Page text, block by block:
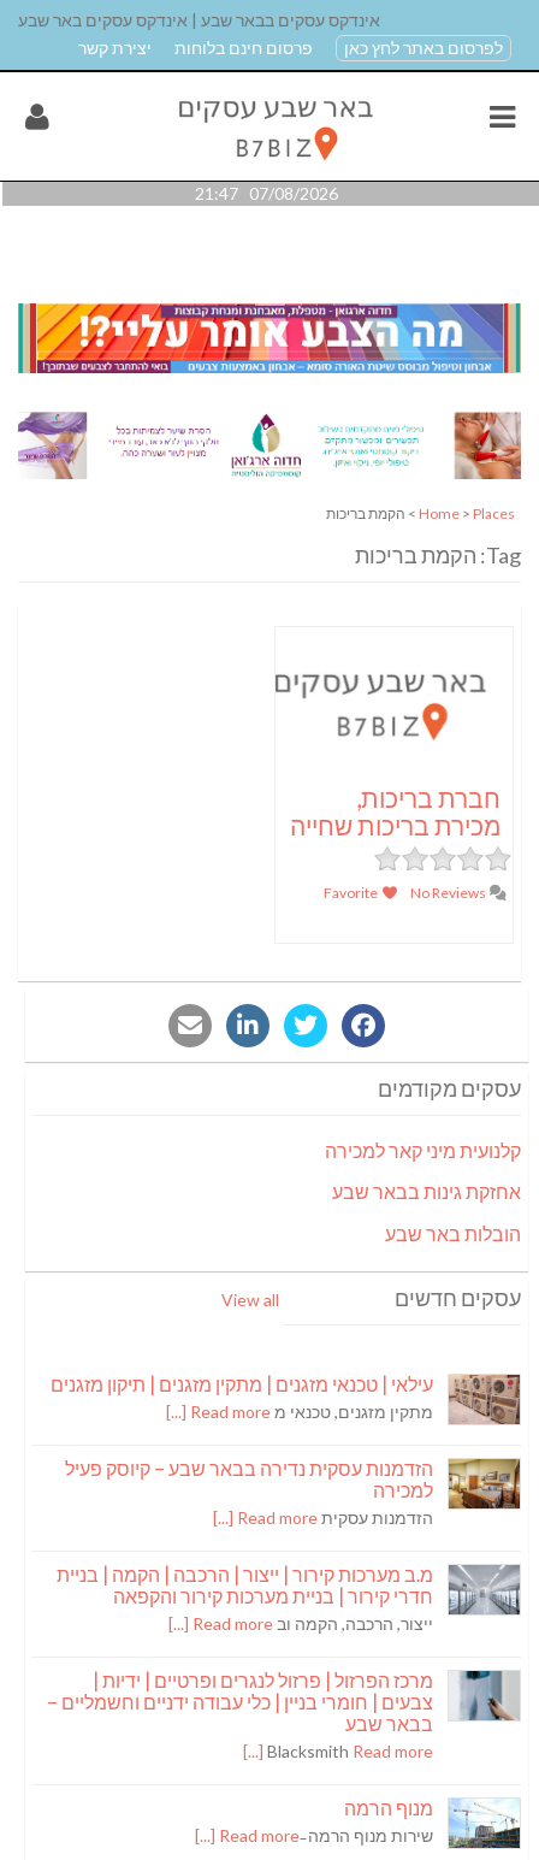
אינדקס עסקים בבאר שבע | אינדקס עסקים באר שבע
לפרסום באתר לחץ כאן
פרסום חינם בלוחות יצירת קשר
07/08/2026 21:47
Home > Places > הקמת בריכות
Tag: הקמת בריכות
חברת בריכות,
מכירת בריכות שחייה
עסקים מקודמים
קלנועית מיני קאר למכירה
אחזקת גינות בבאר שבע
הובלות באר שבע
עסקים חדשים View all
עילאי | טכנאי מזגנים | מתקין מזגנים | תיקון מזגנים
מתקין מזגנים, טכנאי מRead more [...]
הזדמנות עסקית נדירה בבאר שבע – קיוסק פעיל
למכירה
הזדמנות עסקיתRead more [...]
מ.ב מערכות קירור | ייצור | הרכבה | הקמה | בניית
חדרי קירור | בניית מערכות קירור והקפאה
ייצור, הרכבה, הקמה וב Read more [...]
מרכז הפרזול | פרזול לנגרים ופרטיים | ידיות |
צבעים | חומרי בניין | כלי עבודה ידניים וחשמליים –
בבאר שבע
Blacksmith Read more [...]
מנוף הרמה
שירות מנוף הרמה ̵Read more [...]